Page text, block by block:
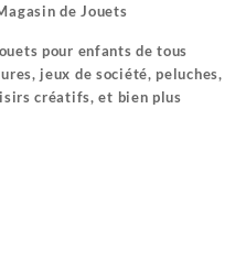
de Jouets
pour enfants de tous
jeux de société, peluches,
créatifs, et bien plus